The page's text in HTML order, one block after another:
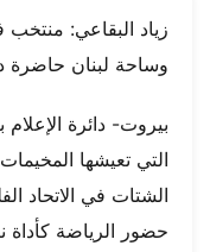
زياد البقاعي:
وساحة لبنان حاضرة
بيروت- دائرة
التي تعيشها
الشتات في الاتحاد
حضور الرياضة كأداة